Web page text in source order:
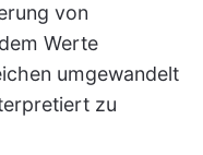
von
Werte
umgewandelt
zu